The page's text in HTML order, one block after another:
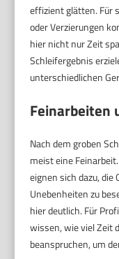
effizient glätten. Für
oder Verzierungen
hier nicht nur Zeit
Schleifergebnis
unterschiedlichen
Feinarbeiten
Nach dem groben
meist eine
eignen sich dazu,
Unebenheiten zu
hier deutlich. Für
wissen, wie viel Zeit
beanspruchen, um